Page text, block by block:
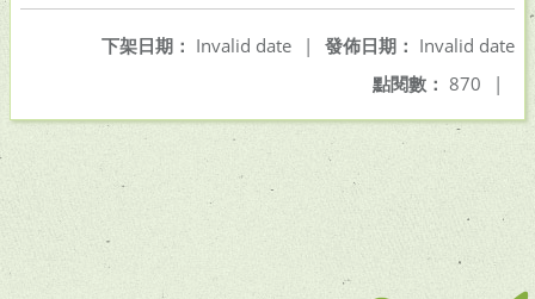
發佈日期： Invalid date
下架日期： Invalid date
|
點閱數： 870 |